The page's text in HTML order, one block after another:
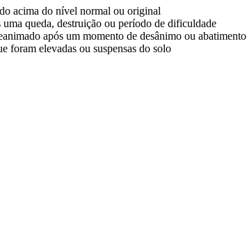
acima do nível normal ou original
queda, destruição ou período de dificuldade
após um momento de desânimo ou abatimento
foram elevadas ou suspensas do solo